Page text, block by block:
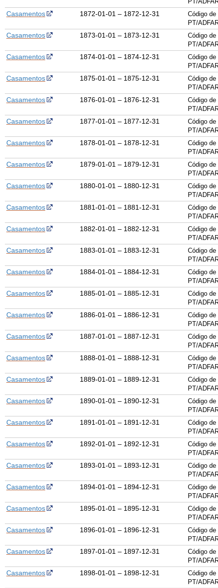
Casamentos 1872-01-01 – 1872-12-31
Código
PT/
Casamentos 1873-01-01 – 1873-12-31
Código
PT/
Casamentos 1874-01-01 – 1874-12-31
Código
PT/
Casamentos 1875-01-01 – 1875-12-31
Código
PT/
Casamentos 1876-01-01 – 1876-12-31
Código
PT/
Casamentos 1877-01-01 – 1877-12-31
Código
PT/
Casamentos 1878-01-01 – 1878-12-31
Código
PT/
Casamentos 1879-01-01 – 1879-12-31
Código
PT/
Casamentos 1880-01-01 – 1880-12-31
Código
PT/
Casamentos 1881-01-01 – 1881-12-31
Código
PT/
Casamentos 1882-01-01 – 1882-12-31
Código
PT/
Casamentos 1883-01-01 – 1883-12-31
Código
PT/
Casamentos 1884-01-01 – 1884-12-31
Código
PT/
Casamentos 1885-01-01 – 1885-12-31
Código
PT/
Casamentos 1886-01-01 – 1886-12-31
Código
PT/
Casamentos 1887-01-01 – 1887-12-31
Código
PT/
Casamentos 1888-01-01 – 1888-12-31
Código
PT/
Casamentos 1889-01-01 – 1889-12-31
Código
PT/
Casamentos 1890-01-01 – 1890-12-31
Código
PT/
Casamentos 1891-01-01 – 1891-12-31
Código
PT/
Casamentos 1892-01-01 – 1892-12-31
Código
PT/
Casamentos 1893-01-01 – 1893-12-31
Código
PT/
Casamentos 1894-01-01 – 1894-12-31
Código
PT/
Casamentos 1895-01-01 – 1895-12-31
Código
PT/
Casamentos 1896-01-01 – 1896-12-31
Código
PT/
Casamentos 1897-01-01 – 1897-12-31
Código
PT/
Casamentos 1898-01-01 – 1898-12-31
Código
PT/